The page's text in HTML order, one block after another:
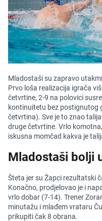
Mladostaši su zapravo
Prvo loša realizacija igrača
četvrtine, 2-9 na polovici
kontinuitetu bez postignutog
četvrtina). Sve je to znao
druge četvrtine. Vrlo
iskusna momčad kakva je
Mladostaši bolji
Šteta jer su Žapci rezultatski
Konačno, prodjelovao je i
vrlo dobar (7-14). Trener
minutažu i mlađem vrataru
prikupiti čak 8 obrana.